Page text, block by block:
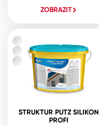
ZOBRAZIT
STRUKTUR PUTZ SILIKON
PROFI